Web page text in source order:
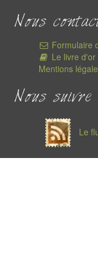
Nous
Formulaire
Le livre d'or
Mentions
Nous suivre
Le